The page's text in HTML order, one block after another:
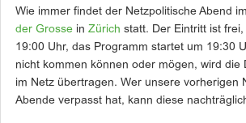
Wie immer findet der Netzpolitische Abend
der Grosse in Zürich statt. Der Eintritt ist
19:00 Uhr, das Programm startet um 19:30
nicht kommen können oder mögen, wird die
im Netz übertragen. Wer unsere vorherigen
Abende verpasst hat, kann diese